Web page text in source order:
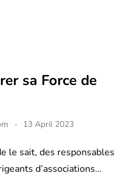
sa Force de
13 April 2023
le sait, des responsables
d’associations…